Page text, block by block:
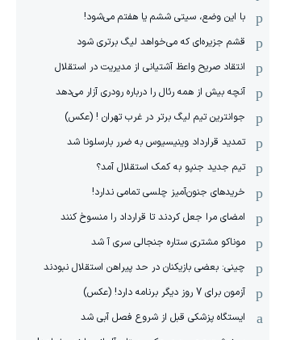
با این وضع، سیتی ششم یا هفتم می‌شود!
قشم جزیره‌ای که می‌خواهد لیگ برتری شود
انتقاد صریح واعظ آشتیانی از مدیریت در استقلال
آنچه بیش از همه رئال را درباره رودری آزار می‌دهد
جوانترین تیم لیگ برتر در غرب تهران ! (عکس)
تمدید قرارداد وینیسیوس به ضرر بارسلونا شد
تیم جدید جنپو به کمک استقلال آمد؟
خریدهای جنون‌آمیز چلسی تمامی ندارد!
امضای مرا جعل کردند تا قرارداد را منسوخ کنند
موناکو مشتری ستاره جنجالی سری آ شد
چینی: بعضی بازیکنان در حد پیراهن استقلال نبودند
آزمون برای 7 روز دیگر برنامه دارد! (عکس)
ایستگاه پزشکی قبل از شروع فصل آبی شد